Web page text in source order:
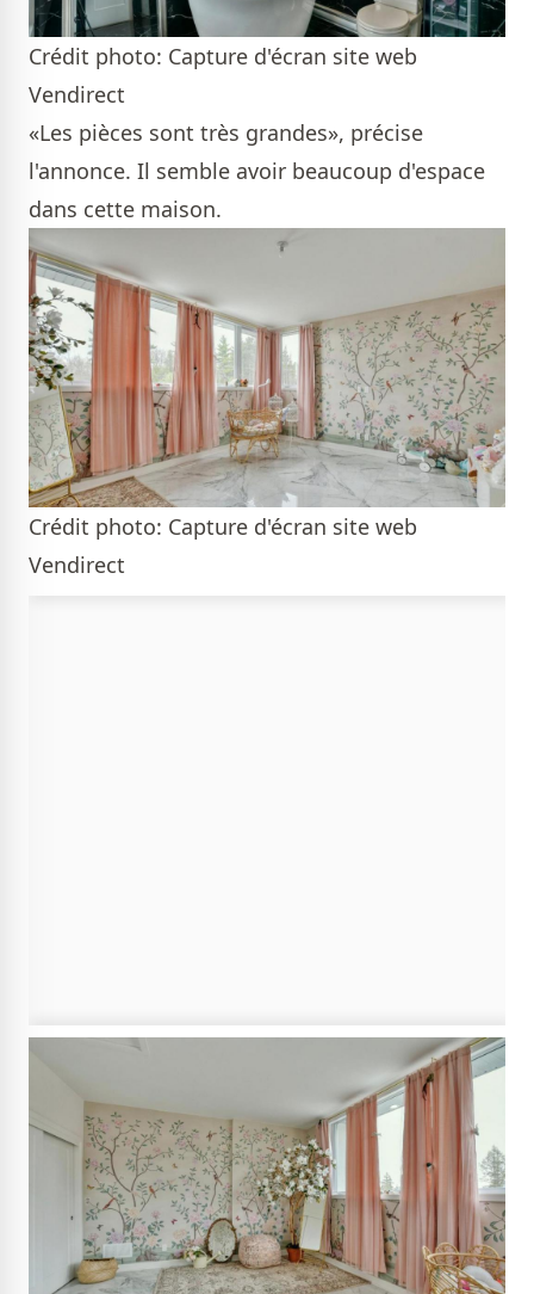
Crédit photo: Capture d'écran site web
Vendirect
«Les pièces sont très grandes», précise
l'annonce. Il semble avoir beaucoup d'espace
dans cette maison.
Crédit photo: Capture d'écran site web
Vendirect